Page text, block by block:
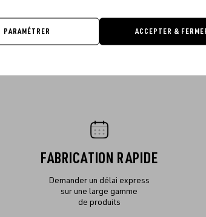
FABRICATION RAPIDE
Demander un délai express
sur une large gamme
de produits
PARAMÉTRER ACCEPTER &